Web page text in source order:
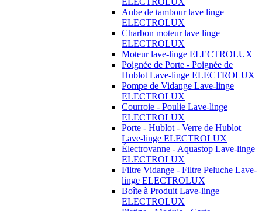
Aube de tambour lave linge
ELECTROLUX
Charbon moteur lave linge
ELECTROLUX
Moteur lave-linge ELECTROLUX
Poignée de Porte - Poignée de
Hublot Lave-linge ELECTROLUX
Pompe de Vidange Lave-linge
ELECTROLUX
Courroie - Poulie Lave-linge
ELECTROLUX
Porte - Hublot - Verre de Hublot
Lave-linge ELECTROLUX
Électrovanne - Aquastop Lave-linge
ELECTROLUX
Filtre Vidange - Filtre Peluche Lave-
linge ELECTROLUX
Boîte à Produit Lave-linge
ELECTROLUX